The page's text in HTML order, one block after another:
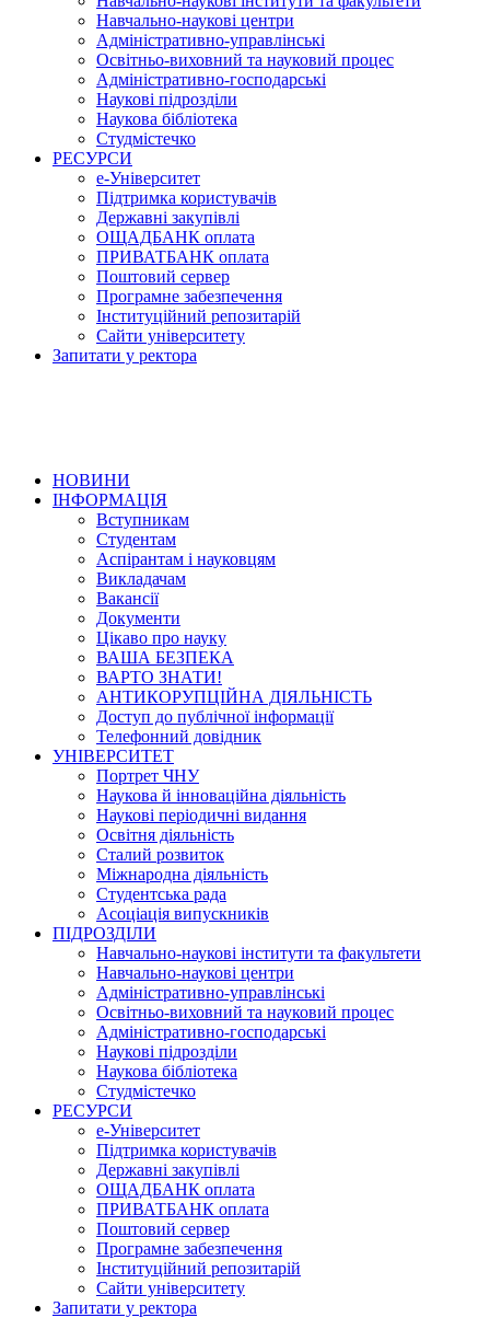
Навчально-наукові центри
Адміністративно-управлінські
Освітньо-виховний та науковий процес
Адміністративно-господарські
Наукові підрозділи
Наукова бібліотека
Студмістечко
РЕСУРСИ
е-Університет
Підтримка користувачів
Державні закупівлі
ОЩАДБАНК оплата
ПРИВАТБАНК оплата
Поштовий сервер
Програмне забезпечення
Інституційний репозитарій
Сайти університету
Запитати у ректора
НОВИНИ
ІНФОРМАЦІЯ
Вступникам
Студентам
Аспірантам і науковцям
Викладачам
Вакансії
Документи
Цікаво про науку
ВАША БЕЗПЕКА
ВАРТО ЗНАТИ!
АНТИКОРУПЦІЙНА ДІЯЛЬНІСТЬ
Доступ до публічної інформації
Телефонний довідник
УНІВЕРСИТЕТ
Портрет ЧНУ
Наукова й інноваційна діяльність
Наукові періодичні видання
Освітня діяльність
Сталий розвиток
Міжнародна діяльність
Студентська рада
Асоціація випускників
ПІДРОЗДІЛИ
Навчально-наукові інститути та факультети
Навчально-наукові центри
Адміністративно-управлінські
Освітньо-виховний та науковий процес
Адміністративно-господарські
Наукові підрозділи
Наукова бібліотека
Студмістечко
РЕСУРСИ
е-Університет
Підтримка користувачів
Державні закупівлі
ОЩАДБАНК оплата
ПРИВАТБАНК оплата
Поштовий сервер
Програмне забезпечення
Інституційний репозитарій
Сайти університету
Запитати у ректора